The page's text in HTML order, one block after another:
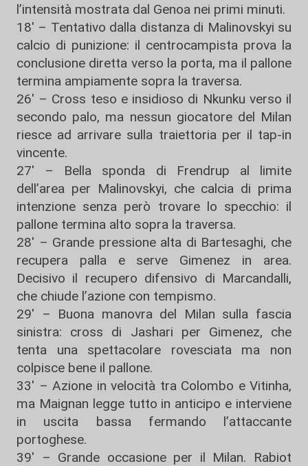
l’intensità mostrata dal Genoa nei primi minuti.
18' – Tentativo dalla distanza di Malinovskyi su
calcio di punizione: il centrocampista prova la
conclusione diretta verso la porta, ma il pallone
termina ampiamente sopra la traversa.
26' – Cross teso e insidioso di Nkunku verso il
secondo palo, ma nessun giocatore del Milan
riesce ad arrivare sulla traiettoria per il tap-in
vincente.
27' – Bella sponda di Frendrup al limite
dell’area per Malinovskyi, che calcia di prima
intenzione senza però trovare lo specchio: il
pallone termina alto sopra la traversa.
28' – Grande pressione alta di Bartesaghi, che
recupera palla e serve Gimenez in area.
Decisivo il recupero difensivo di Marcandalli,
che chiude l’azione con tempismo.
29' – Buona manovra del Milan sulla fascia
sinistra: cross di Jashari per Gimenez, che
tenta una spettacolare rovesciata ma non
colpisce bene il pallone.
33' – Azione in velocità tra Colombo e Vitinha,
ma Maignan legge tutto in anticipo e interviene
in uscita bassa fermando l’attaccante
portoghese.
39' – Grande occasione per il Milan. Rabiot